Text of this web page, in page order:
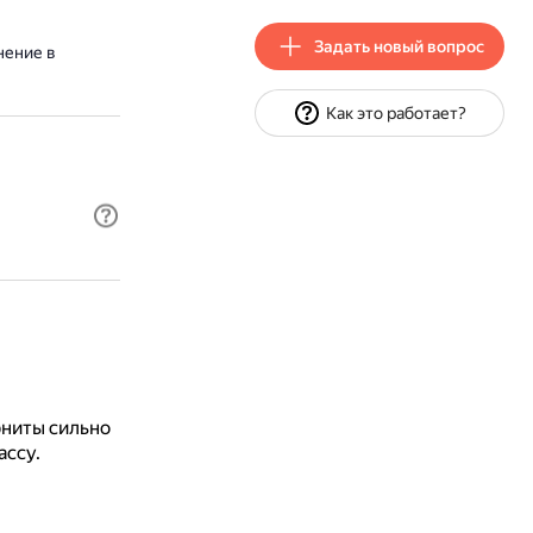
в
сильно
Задать новый вопрос
Как это работает?